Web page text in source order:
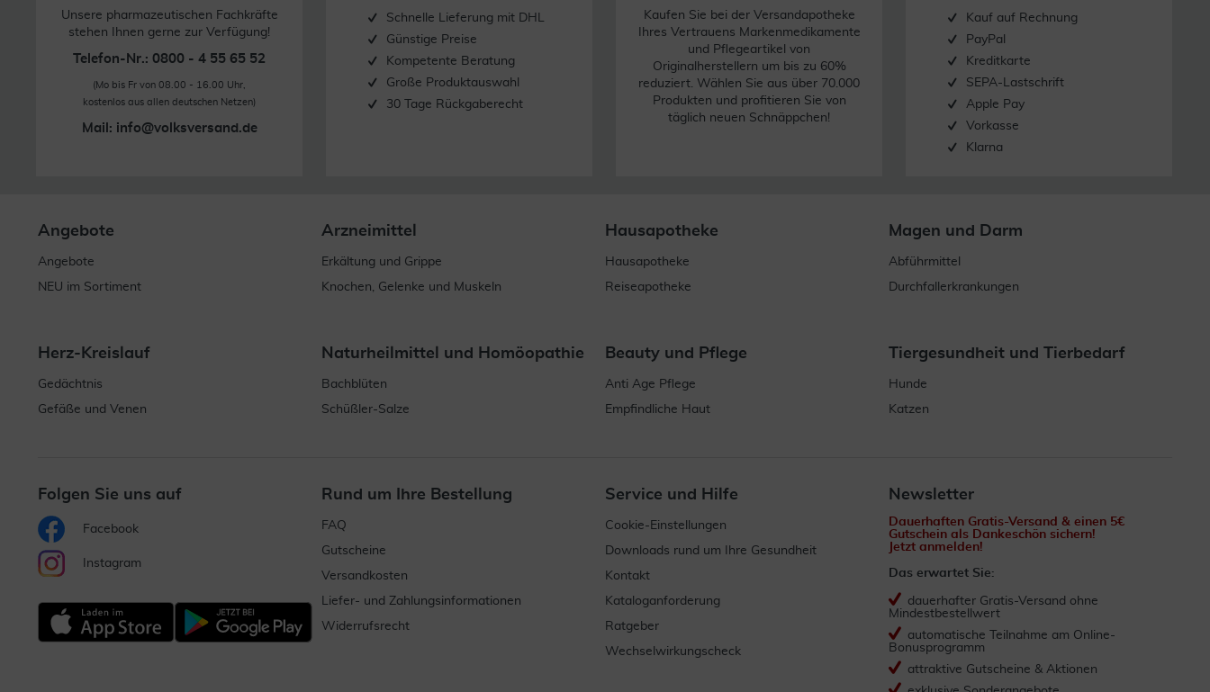
Unsere pharmazeutischen Fachkräfte
stehen Ihnen gerne zur Verfügung!
Telefon-Nr.: 0800 - 4 55 65 52
(Mo bis Fr von 08.00 - 16.00 Uhr,
kostenlos aus allen deutschen Netzen)
Mail: info@volksversand.de
Schnelle Lieferung mit DHL
Günstige Preise
Kompetente Beratung
Große Produktauswahl
30 Tage Rückgaberecht
Kaufen Sie bei der Versandapotheke
Ihres Vertrauens Markenmedikamente
und Pflegeartikel von
Originalherstellern um bis zu 60%
reduziert. Wählen Sie aus über 70.000
Produkten und profitieren Sie von
täglich neuen Schnäppchen!
Kauf auf Rechnung
PayPal
Kreditkarte
SEPA-Lastschrift
Apple Pay
Vorkasse
Klarna
Angebote
Angebote
NEU im Sortiment
Arzneimittel
Erkältung und Grippe
Knochen, Gelenke und Muskeln
Hausapotheke
Hausapotheke
Reiseapotheke
Magen und Darm
Abführmittel
Durchfallerkrankungen
Herz-Kreislauf
Gedächtnis
Gefäße und Venen
Naturheilmittel und Homöopathie
Bachblüten
Schüßler-Salze
Beauty und Pflege
Anti Age Pflege
Empfindliche Haut
Tiergesundheit und Tierbedarf
Hunde
Katzen
Folgen Sie uns auf
Facebook
Instagram
Rund um Ihre Bestellung
FAQ
Gutscheine
Versandkosten
Liefer- und Zahlungsinformationen
Widerrufsrecht
Service und Hilfe
Cookie-Einstellungen
Downloads rund um Ihre Gesundheit
Kontakt
Kataloganforderung
Ratgeber
Wechselwirkungscheck
Newsletter
Dauerhaften Gratis-Versand & einen 5€
Gutschein als Dankeschön sichern!
Jetzt anmelden!
Das erwartet Sie:
dauerhafter Gratis-Versand ohne
Mindestbestellwert
automatische Teilnahme am Online-
Bonusprogramm
attraktive Gutscheine & Aktionen